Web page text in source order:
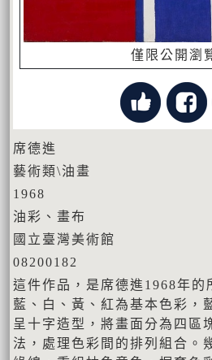
僅限公開瀏
席德進
藝術類\油畫
1968
油彩、畫布
國立臺灣美術館
08200182
這件作品，是席德進1968年的
藍、白、黃、紅為基本色彩，
呈十字造型，將畫面分為四區
法，處理色彩間的排列組合。